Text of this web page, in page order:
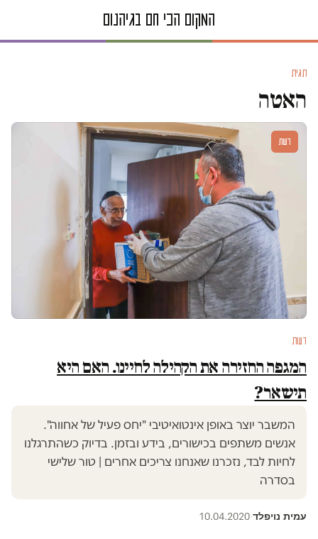
תגית
האטה
דעות
דעות
המגפה החזירה את הקהילה לחיינו. האם היא
תישאר?
המשבר יוצר באופן אינטואיטיבי "יחס פעיל של אחווה".
אנשים משתפים בכישורים, בידע ובזמן. בדיוק כשהתרגלנו
לחיות לבד, נזכרנו שאנחנו צריכים אחרים | טור שלישי
בסדרה
עמית נויפלד·
10.04.2020